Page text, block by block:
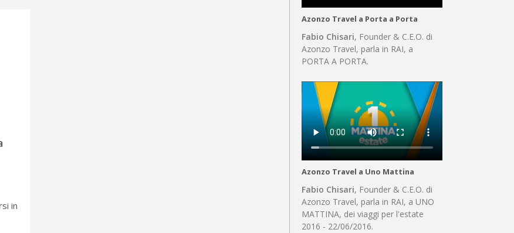
in
Azonzo Travel a Porta a Porta
Fabio Chisari, Founder & C.E.O. di
Azonzo Travel, parla in RAI, a
PORTA A PORTA.
Azonzo Travel a Uno Mattina
Fabio Chisari, Founder & C.E.O. di
Azonzo Travel, parla in RAI, a UNO
MATTINA, dei viaggi per l'estate
2016 - 22/06/2016.